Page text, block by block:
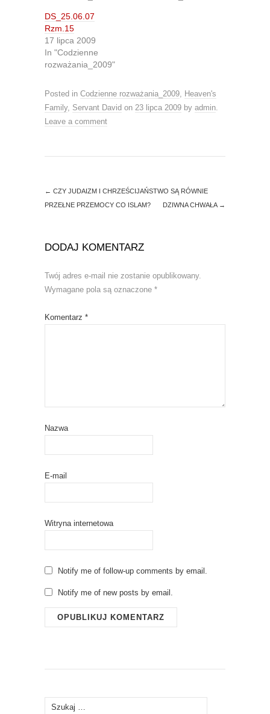
i
t
t
e
r
(
O
n
s
i
n
n
e
n
)
o
k
(
e
n
s
i
n
n
i
w
DS_25.06.07
Rzm.15
17 lipca 2009
In "Codzienne
rozważania_2009"
Posted in Codzienne rozważania_2009
Heaven's
Family, Servant David on 23 lipca 2009 by admin
Leave a comment
← CZY JUDAIZM I CHRZEŚCIJAŃSTWO SĄ RÓWNIE
PRZEŁNE PRZEMOCY CO ISLAM?
DZIWNA CHWAŁA →
DODAJ KOMENTARZ
Twój adres e-mail nie zostanie opublikowany.
Wymagane pola są oznaczone *
Komentarz *
Nazwa
E-mail
Witryna internetowa
Notify me of follow-up comments by email.
Notify me of new posts by email.
Szukaj: